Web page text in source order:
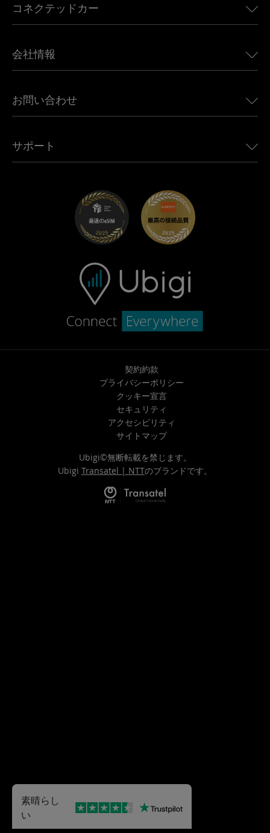
ヨーロッパ向けeSIM
カナダ向けeSIM
アフリカ向けeSIM
すべての目的地を見る
コネクテッドカー
Land Rover向けUbigi
Jeep向けUbigi
Mini向けUbigi
Maserati向けUbigi
会社情報
Ubigi関連プレス
Ubigiアプリ
お問い合わせ
アフェリエイトプログラム
サポート
トラブルシューティング
ヘルプセンター
お問い合わせ先
契約約款
プライバシーポリシー
クッキー宣言
セキュリティ
アクセシビリティ
サイトマップ
Ubigi©無断転載を禁じます。
Ubigi Transatel | NTTのブランドです。
素晴らし
い